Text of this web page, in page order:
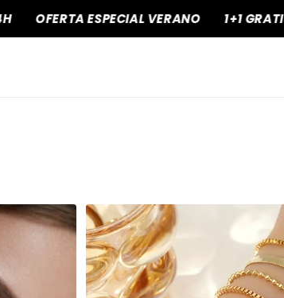
OFERTA ESPECIAL VERANO 1+1 GRATIS